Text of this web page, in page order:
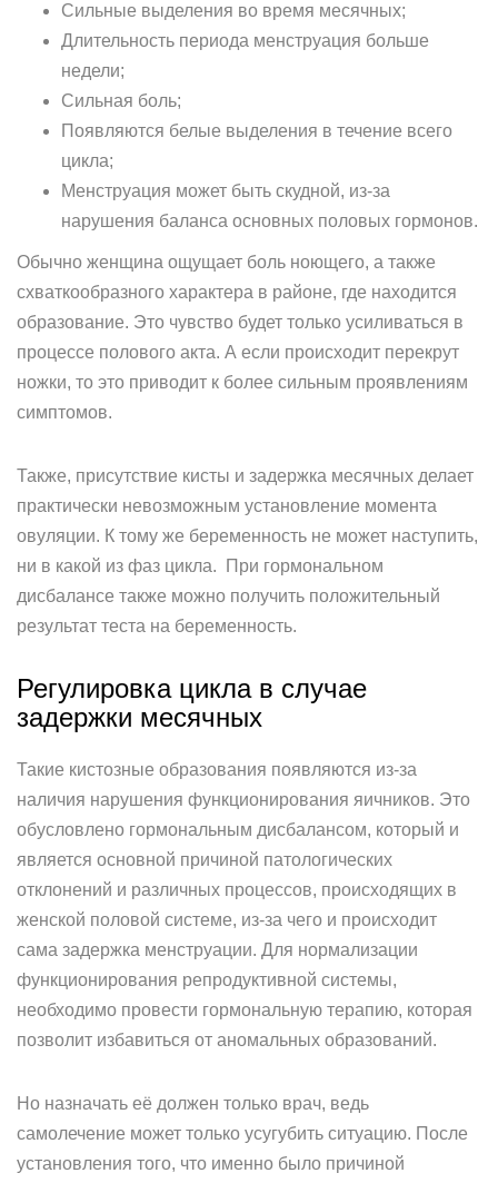
Сильные выделения во время месячных;
Длительность периода менструация больше
недели;
Сильная боль;
Появляются белые выделения в течение всего
цикла;
Менструация может быть скудной, из-за
нарушения баланса основных половых гормонов.
Обычно женщина ощущает боль ноющего, а также
схваткообразного характера в районе, где находится
образование. Это чувство будет только усиливаться в
процессе полового акта. А если происходит перекрут
ножки, то это приводит к более сильным проявлениям
симптомов.
Также, присутствие кисты и задержка месячных делает
практически невозможным установление момента
овуляции. К тому же беременность не может наступить,
ни в какой из фаз цикла. При гормональном
дисбалансе также можно получить положительный
результат теста на беременность.
Регулировка цикла в случае
задержки месячных
Такие кистозные образования появляются из-за
наличия нарушения функционирования яичников. Это
обусловлено гормональным дисбалансом, который и
является основной причиной патологических
отклонений и различных процессов, происходящих в
женской половой системе, из-за чего и происходит
сама задержка менструации. Для нормализации
функционирования репродуктивной системы,
необходимо провести гормональную терапию, которая
позволит избавиться от аномальных образований.
Но назначать её должен только врач, ведь
самолечение может только усугубить ситуацию. После
установления того, что именно было причиной